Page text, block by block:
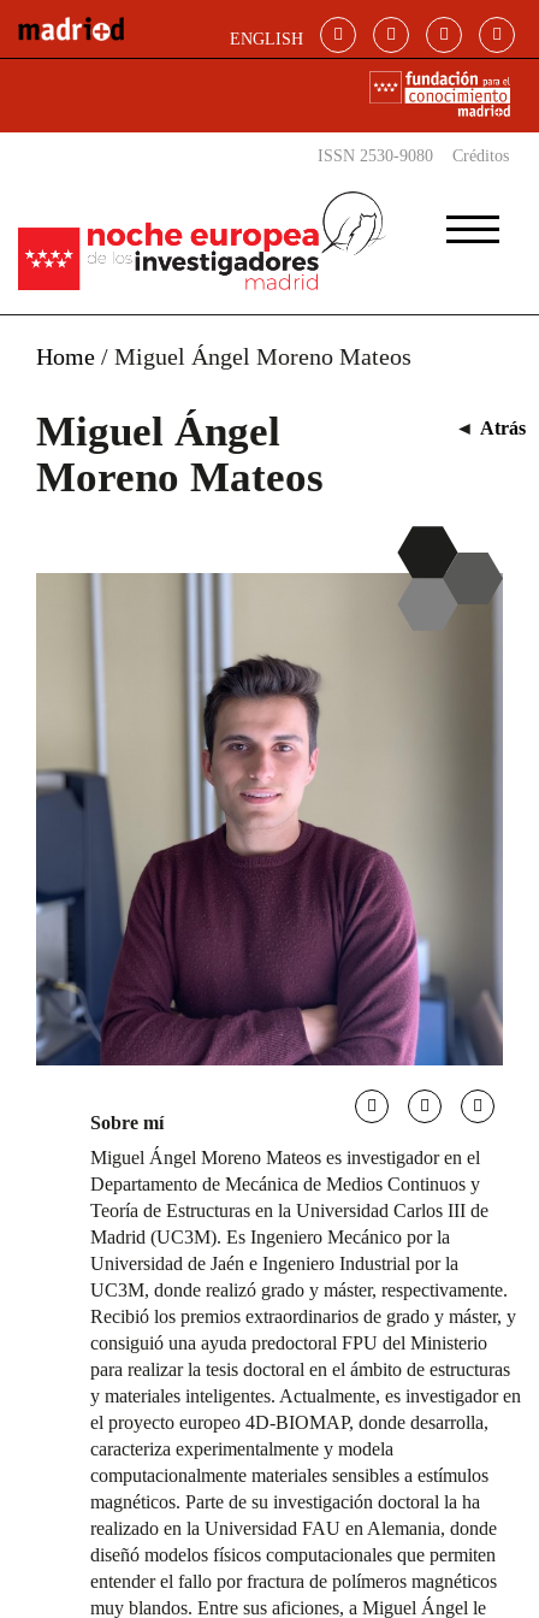
ENGLISH
ISSN 2530-9080 Créditos
Home / Miguel Ángel Moreno Mateos
Miguel Ángel
Moreno Mateos
◄ Atrás
Sobre mí
Miguel Ángel Moreno Mateos es investigador en el
Departamento de Mecánica de Medios Continuos y
Teoría de Estructuras en la Universidad Carlos III de
Madrid (UC3M). Es Ingeniero Mecánico por la
Universidad de Jaén e Ingeniero Industrial por la
UC3M, donde realizó grado y máster, respectivamente.
Recibió los premios extraordinarios de grado y máster, y
consiguió una ayuda predoctoral FPU del Ministerio
para realizar la tesis doctoral en el ámbito de estructuras
y materiales inteligentes. Actualmente, es investigador en
el proyecto europeo 4D-BIOMAP, donde desarrolla,
caracteriza experimentalmente y modela
computacionalmente materiales sensibles a estímulos
magnéticos. Parte de su investigación doctoral la ha
realizado en la Universidad FAU en Alemania, donde
diseñó modelos físicos computacionales que permiten
entender el fallo por fractura de polímeros magnéticos
muy blandos. Entre sus aficiones, a Miguel Ángel le